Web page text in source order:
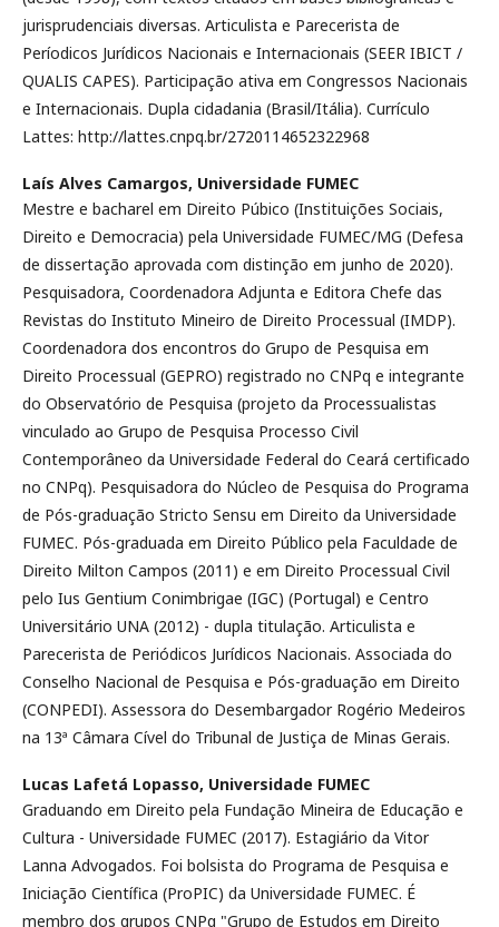
jurisprudenciais diversas. Articulista e Parecerista de
Períodicos Jurídicos Nacionais e Internacionais (SEER IBICT /
QUALIS CAPES). Participação ativa em Congressos Nacionais
e Internacionais. Dupla cidadania (Brasil/Itália). Currículo
Lattes: http://lattes.cnpq.br/2720114652322968
Laís Alves Camargos, Universidade FUMEC
Mestre e bacharel em Direito Púbico (Instituições Sociais,
Direito e Democracia) pela Universidade FUMEC/MG (Defesa
de dissertação aprovada com distinção em junho de 2020).
Pesquisadora, Coordenadora Adjunta e Editora Chefe das
Revistas do Instituto Mineiro de Direito Processual (IMDP).
Coordenadora dos encontros do Grupo de Pesquisa em
Direito Processual (GEPRO) registrado no CNPq e integrante
do Observatório de Pesquisa (projeto da Processualistas
vinculado ao Grupo de Pesquisa Processo Civil
Contemporâneo da Universidade Federal do Ceará certificado
no CNPq). Pesquisadora do Núcleo de Pesquisa do Programa
de Pós-graduação Stricto Sensu em Direito da Universidade
FUMEC. Pós-graduada em Direito Público pela Faculdade de
Direito Milton Campos (2011) e em Direito Processual Civil
pelo Ius Gentium Conimbrigae (IGC) (Portugal) e Centro
Universitário UNA (2012) - dupla titulação. Articulista e
Parecerista de Periódicos Jurídicos Nacionais. Associada do
Conselho Nacional de Pesquisa e Pós-graduação em Direito
(CONPEDI). Assessora do Desembargador Rogério Medeiros
na 13ª Câmara Cível do Tribunal de Justiça de Minas Gerais.
Lucas Lafetá Lopasso, Universidade FUMEC
Graduando em Direito pela Fundação Mineira de Educação e
Cultura - Universidade FUMEC (2017). Estagiário da Vitor
Lanna Advogados. Foi bolsista do Programa de Pesquisa e
Iniciação Científica (ProPIC) da Universidade FUMEC. É
membro dos grupos CNPq "Grupo de Estudos em Direito